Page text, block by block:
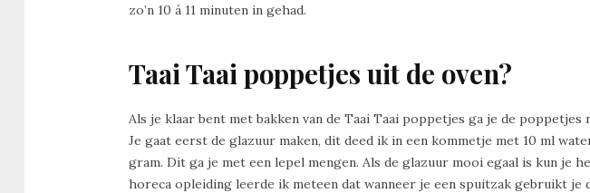
zo’n 10 á 11 minuten in gehad.
Taai Taai poppetjes uit de oven?
Als je klaar bent met bakken van de Taai Taai poppetjes ga je de
Je gaat eerst de glazuur maken, dit deed ik in een kommetje met 10 ml
gram. Dit ga je met een lepel mengen. Als de glazuur mooi egaal is kun je
horeca opleiding leerde ik meteen dat wanneer je een spuitzak gebruikt je